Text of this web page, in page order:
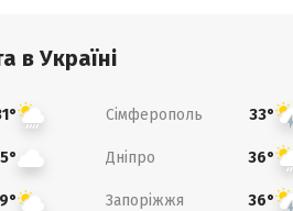
в Україні
Сімферополь 33°
Дніпро 36°
Запоріжжя 36°